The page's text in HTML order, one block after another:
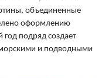
объединенные
оформлению
год подряд создает
и подводными